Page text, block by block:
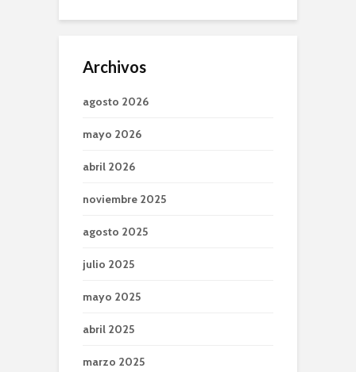
Archivos
agosto 2026
mayo 2026
abril 2026
noviembre 2025
agosto 2025
julio 2025
mayo 2025
abril 2025
marzo 2025